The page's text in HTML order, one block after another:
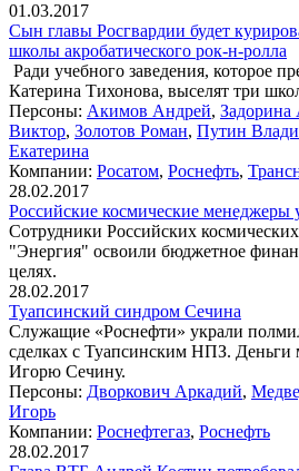
01.03.2017
Сын главы Росгвардии будет
школы акробатического рок-н-ролла
Ради учебного заведения, которое
Катерина Тихонова, выселят три
Персоны: Акимов Андрей, Задорина
Виктор, Золотов Роман, Путин
Екатерина
Компании: Росатом, Роснефть,
28.02.2017
Российские космические менеджеры
Сотрудники Российских
"Энергия" освоили бюджетное
целях.
28.02.2017
Туапсинский синдром Сечина
Служащие «Роснефти» украли
сделках с Туапсинским НПЗ. Деньги
Игорю Сечину.
Персоны: Дворкович Аркадий,
Игорь
Компании: Роснефтегаз, Роснефть
28.02.2017